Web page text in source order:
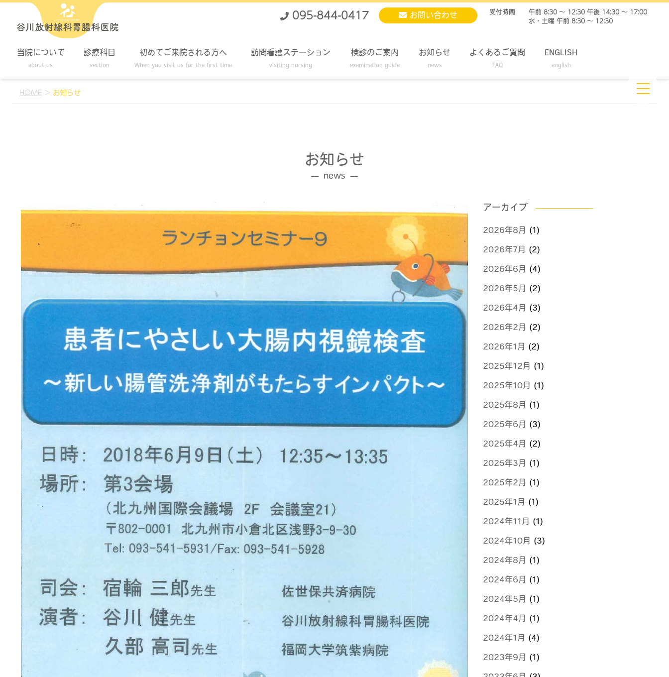
当院について
about us
診療科目
section
初めてご来院される方へ
When you visit us for the first time
訪問看護ステーション
visiting nursing
検診のご案内
examination guide
お知らせ
news
よくあるご質問
FAQ
ENGLISH
english
095-844-0417 お問い合わせ 受付時間
午前 8:30 ～ 12:30 午後 14:30 ～ 17:00
水・土曜 午前 8:30 ～ 12:30
HOME > お知らせ
お知らせ
news
アーカイブ
2026年8月 (1)
2026年7月 (2)
2026年6月 (4)
2026年5月 (2)
2026年4月 (3)
2026年2月 (2)
2026年1月 (2)
2025年12月 (1)
2025年10月 (1)
2025年8月 (1)
2025年6月 (3)
2025年4月 (2)
2025年3月 (1)
2025年2月 (1)
2025年1月 (1)
2024年11月 (1)
2024年10月 (3)
2024年8月 (1)
2024年6月 (1)
2024年5月 (1)
2024年4月 (1)
2024年1月 (4)
2023年9月 (1)